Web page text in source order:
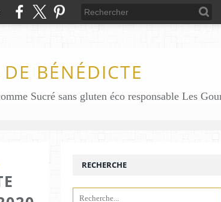
BÉNÉDICTE
RECHERCHE